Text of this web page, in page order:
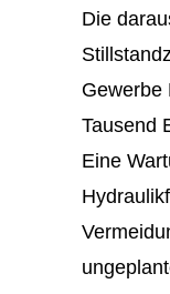
Die
Gewerbe
Tausend
Eine